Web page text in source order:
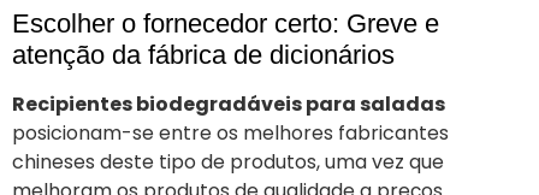
Escolher o fornecedor certo: Greve e
atenção da fábrica de dicionários
Recipientes biodegradáveis para saladas
posicionam-se entre os melhores fabricantes
chineses deste tipo de produtos, uma vez que